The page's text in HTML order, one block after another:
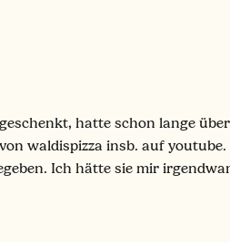
hatte schon lange
waldispizza insb. auf
Ich hätte sie mir